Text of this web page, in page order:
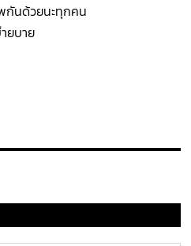
กันด้วยนะทุกคน
ยบาย